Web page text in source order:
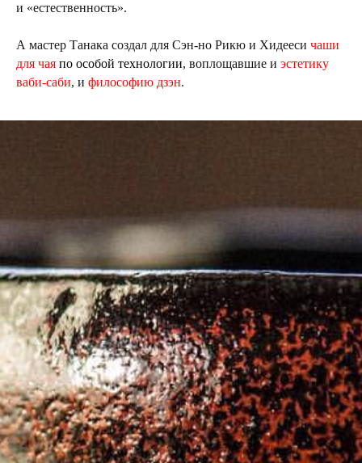
и «естественность».
А мастер Танака создал для Сэн-но Рикю и Хидееси чаши
для чая по особой технологии, воплощавшие и эстетику
ваби-саби, и философию дзэн.